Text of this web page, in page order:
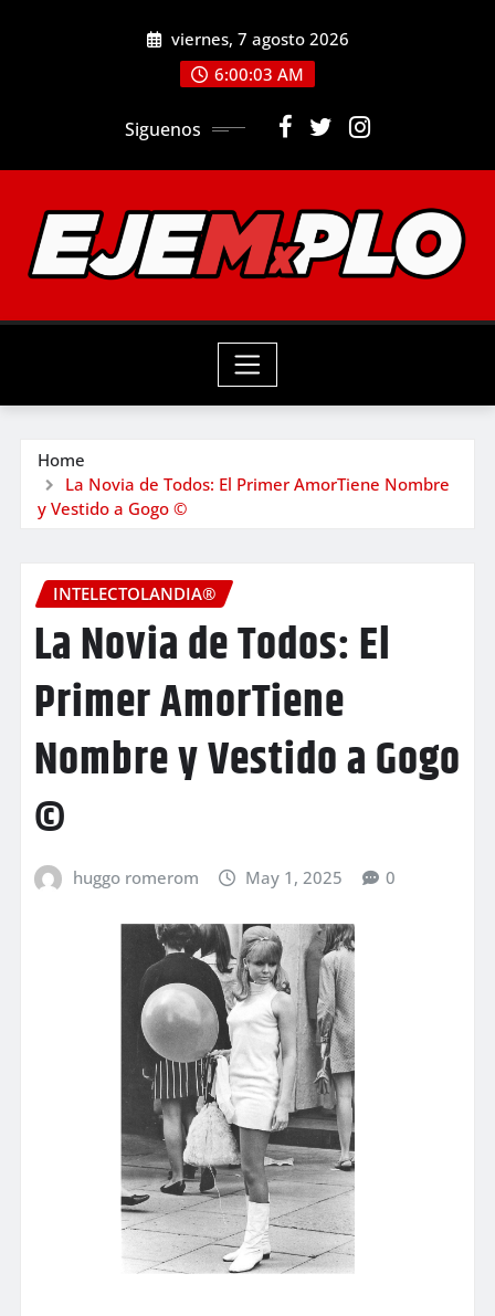
viernes, 7 agosto 2026
6:00:04 AM
Siguenos
Home
La Novia de Todos: El Primer AmorTiene Nombre
y Vestido a Gogo ©
INTELECTOLANDIA®
La Novia de Todos: El
Primer AmorTiene
Nombre y Vestido a Gogo
©
huggo romerom May 1, 2025 0